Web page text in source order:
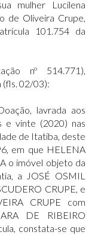
mulher Lucilena
de Oliveira Crupe,
101.754 da
nº 514.771),
(fls. 02/03):
lavrada aos
e vinte (2020) nas
de Itatiba, deste
em que HELENA
o imóvel objeto da
a JOSÉ OSMIL
CRUPE, e
CRUPE com
DE RIBEIRO
constata-se que